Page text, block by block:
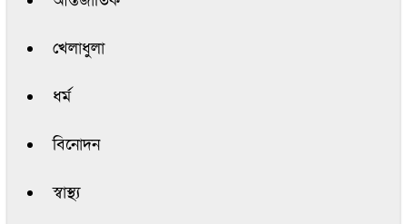
খেলাধুলা
ধর্ম
বিনোদন
স্বাস্থ্য